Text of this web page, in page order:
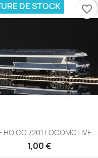
HO CC 7201 LOCOMOTIVE...
1,00 €
DE STOCK favorite_border